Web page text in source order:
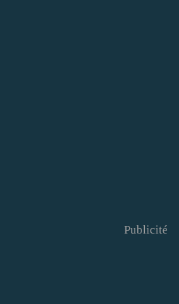
Publicité